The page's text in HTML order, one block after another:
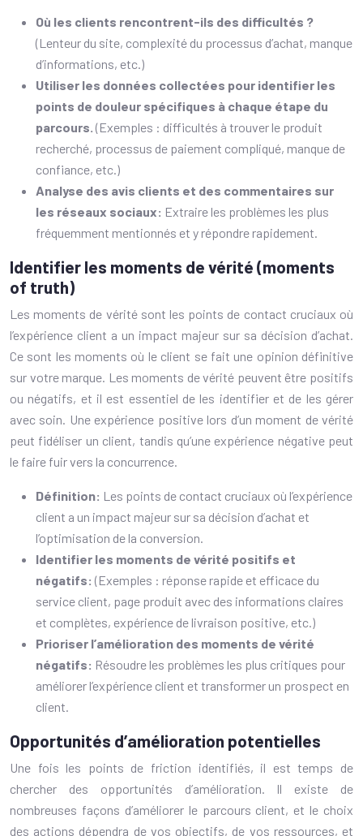
Où les clients rencontrent-ils des difficultés ?
(Lenteur du site, complexité du processus d’achat, manque
d’informations, etc.)
Utiliser les données collectées pour identifier les
points de douleur spécifiques à chaque étape du
parcours. (Exemples : difficultés à trouver le produit
recherché, processus de paiement compliqué, manque de
confiance, etc.)
Analyse des avis clients et des commentaires sur
les réseaux sociaux: Extraire les problèmes les plus
fréquemment mentionnés et y répondre rapidement.
Identifier les moments de vérité (moments
of truth)
Les moments de vérité sont les points de contact cruciaux où
l’expérience client a un impact majeur sur sa décision d’achat.
Ce sont les moments où le client se fait une opinion définitive
sur votre marque. Les moments de vérité peuvent être positifs
ou négatifs, et il est essentiel de les identifier et de les gérer
avec soin. Une expérience positive lors d’un moment de vérité
peut fidéliser un client, tandis qu’une expérience négative peut
le faire fuir vers la concurrence.
Définition: Les points de contact cruciaux où l’expérience
client a un impact majeur sur sa décision d’achat et
l’optimisation de la conversion.
Identifier les moments de vérité positifs et
négatifs: (Exemples : réponse rapide et efficace du
service client, page produit avec des informations claires
et complètes, expérience de livraison positive, etc.)
Prioriser l’amélioration des moments de vérité
négatifs: Résoudre les problèmes les plus critiques pour
améliorer l’expérience client et transformer un prospect en
client.
Opportunités d’amélioration potentielles
Une fois les points de friction identifiés, il est temps de
chercher des opportunités d’amélioration. Il existe de
nombreuses façons d’améliorer le parcours client, et le choix
des actions dépendra de vos objectifs, de vos ressources, et